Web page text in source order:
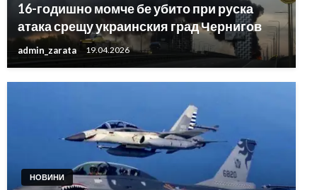
16-годишно момче бе убито при руска
атака срещу украинския град Чернигов
admin_zarata 19.04.2026
НОВИНИ